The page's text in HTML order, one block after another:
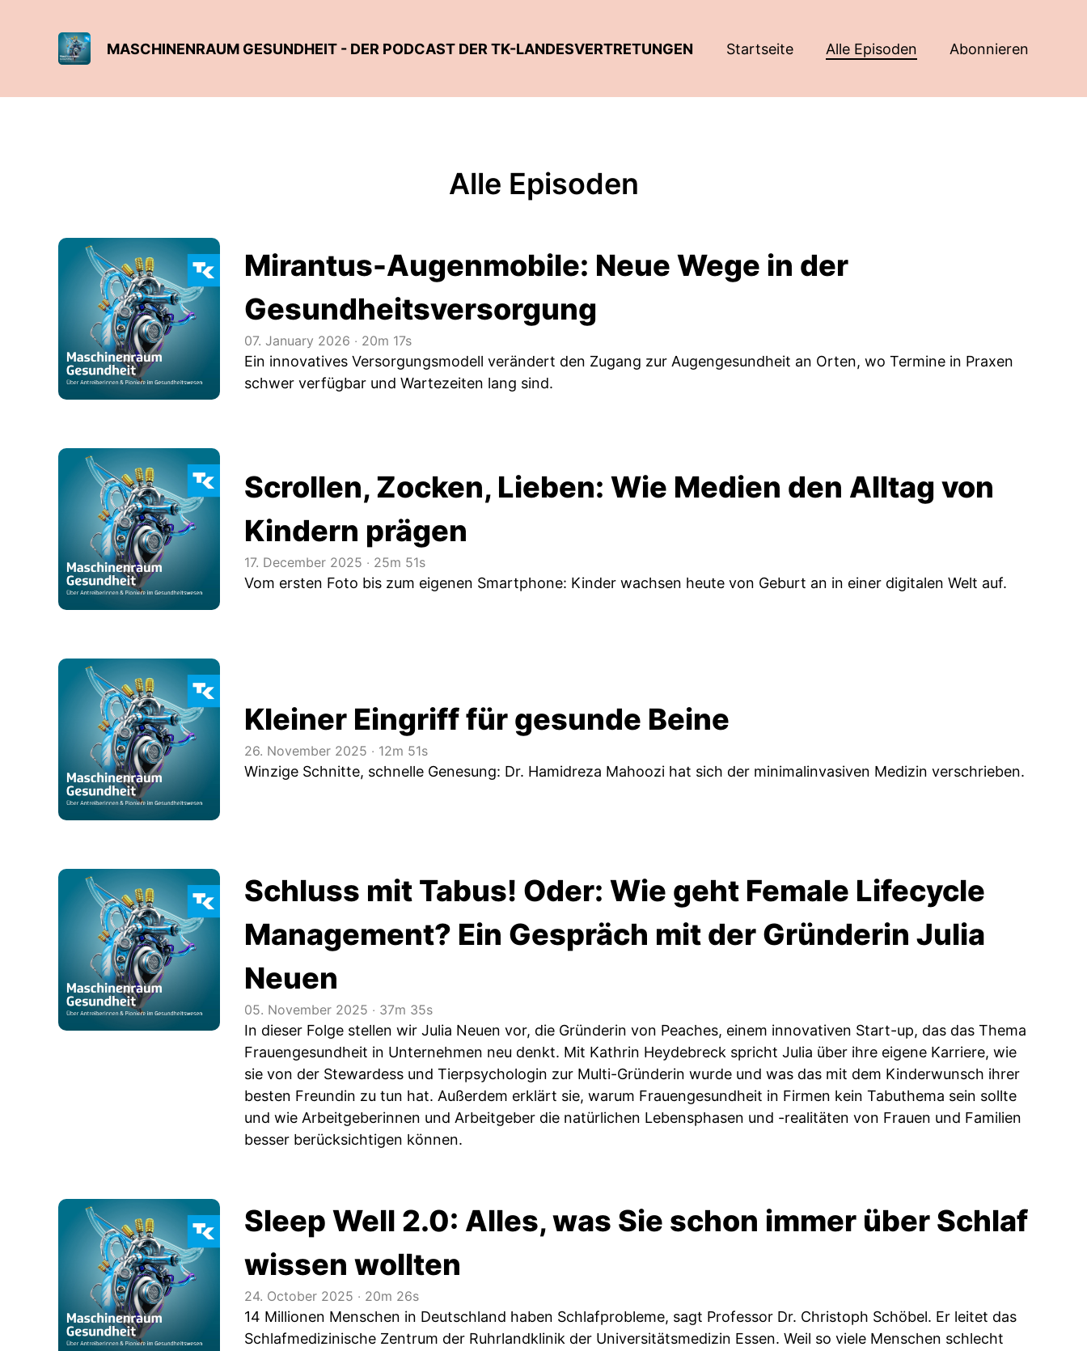
MASCHINENRAUM GESUNDHEIT - DER PODCAST DER TK-LANDESVERTRETUNGEN Startseite Alle Episoden Abonnieren
Alle Episoden
Mirantus-Augenmobile: Neue Wege in der
Gesundheitsversorgung
07. January 2026 ‧ 20m 17s
Ein innovatives Versorgungsmodell verändert den Zugang zur Augengesundheit an Orten, wo Termine in Praxen
schwer verfügbar und Wartezeiten lang sind.
Scrollen, Zocken, Lieben: Wie Medien den Alltag von
Kindern prägen
17. December 2025 ‧ 25m 51s
Vom ersten Foto bis zum eigenen Smartphone: Kinder wachsen heute von Geburt an in einer digitalen Welt auf.
Kleiner Eingriff für gesunde Beine
26. November 2025 ‧ 12m 51s
Winzige Schnitte, schnelle Genesung: Dr. Hamidreza Mahoozi hat sich der minimalinvasiven Medizin verschrieben.
Schluss mit Tabus! Oder: Wie geht Female Lifecycle
Management? Ein Gespräch mit der Gründerin Julia
Neuen
05. November 2025 ‧ 37m 35s
In dieser Folge stellen wir Julia Neuen vor, die Gründerin von Peaches, einem innovativen Start-up, das das Thema
Frauengesundheit in Unternehmen neu denkt. Mit Kathrin Heydebreck spricht Julia über ihre eigene Karriere, wie
sie von der Stewardess und Tierpsychologin zur Multi-Gründerin wurde und was das mit dem Kinderwunsch ihrer
besten Freundin zu tun hat. Außerdem erklärt sie, warum Frauengesundheit in Firmen kein Tabuthema sein sollte
und wie Arbeitgeberinnen und Arbeitgeber die natürlichen Lebensphasen und -realitäten von Frauen und Familien
besser berücksichtigen können.
Sleep Well 2.0: Alles, was Sie schon immer über Schlaf
wissen wollten
24. October 2025 ‧ 20m 26s
14 Millionen Menschen in Deutschland haben Schlafprobleme, sagt Professor Dr. Christoph Schöbel. Er leitet das
Schlafmedizinische Zentrum der Ruhrlandklinik der Universitätsmedizin Essen. Weil so viele Menschen schlecht